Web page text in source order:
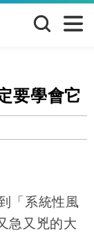
要學會它
「系統性風
急又兇的大